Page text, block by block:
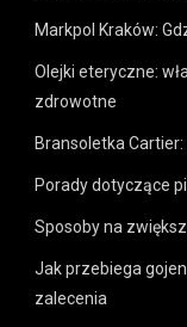
Markpol Kraków:
Olejki eteryczne:
zdrowotne
Bransoletka
Porady dotyczące
Sposoby na
Jak przebiega
zalecenia